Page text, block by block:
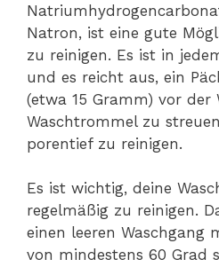
Natron, ist eine gute
zu reinigen. Es ist in
und es reicht aus, ein
(etwa 15 Gramm) vor der
Waschtrommel zu
porentief zu reinigen.
Es ist wichtig, deine
regelmäßig zu reinigen.
einen leeren Waschgang
von mindestens 60 Grad